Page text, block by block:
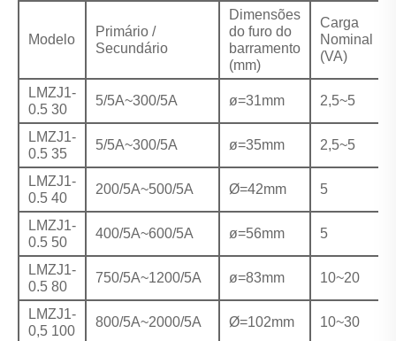
Modelo
Primário /
Secundário
Dimensões
do furo do
barramento
(mm)
Carga
Nominal
(VA)
LMZJ1-
0.5 30
5/5A~300/5A ø=31mm 2,5~5
LMZJ1-
0.5 35
5/5A~300/5A ø=35mm 2,5~5
LMZJ1-
0.5 40
200/5A~500/5A Ø=42mm 5
LMZJ1-
0.5 50
400/5A~600/5A ø=56mm 5
LMZJ1-
0.5 80
750/5A~1200/5A ø=83mm 10~20
LMZJ1-
0,5 100
800/5A~2000/5A Ø=102mm 10~30